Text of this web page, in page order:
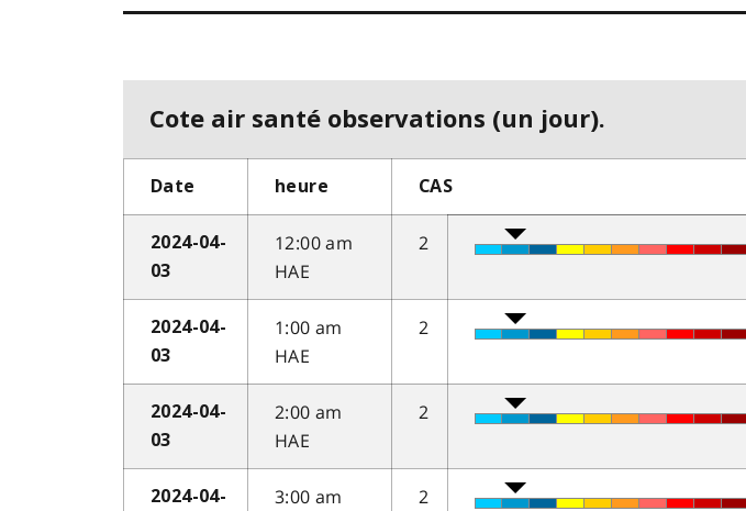
Cote air santé observations (un jour).
Date heure CAS
2024-04-
03
12:00 am
HAE
2
2024-04-
03
1:00 am
HAE
2
2024-04-
03
2:00 am
HAE
2
2024-04-
3:00 am
2